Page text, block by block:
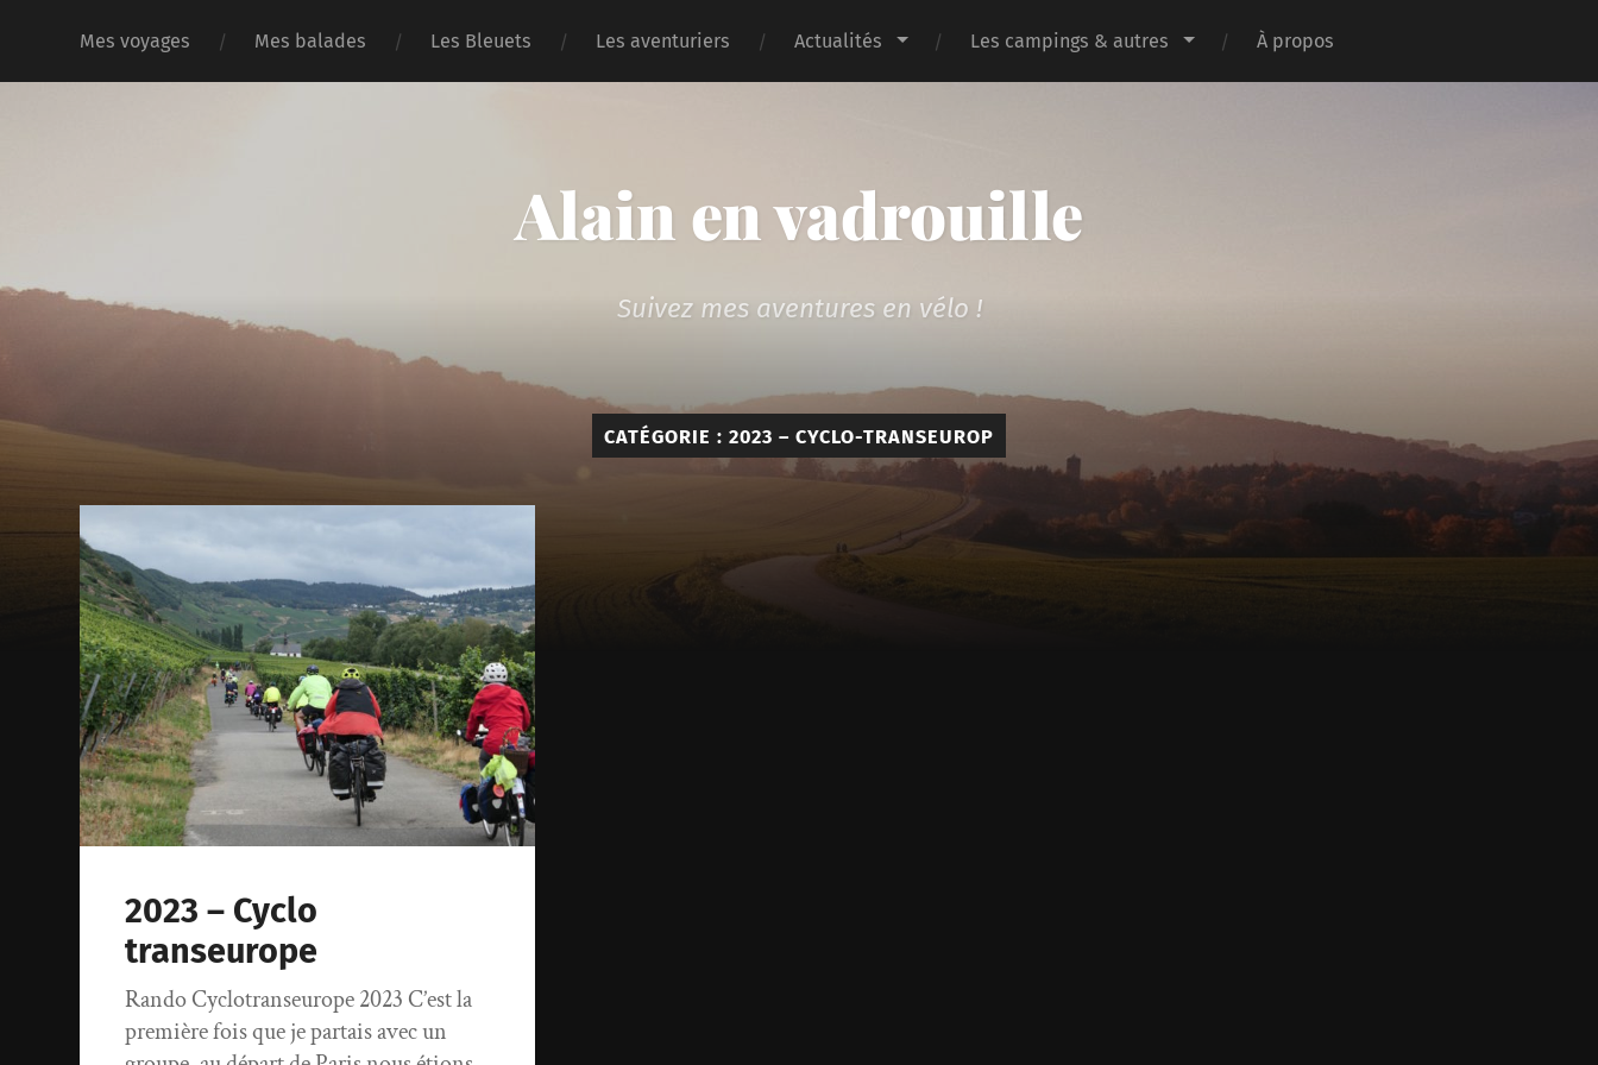
Mes voyages Mes balades Les Bleuets Les aventuriers Actualités Les campings & autres À propos
Alain en vadrouille
Suivez mes aventures en vélo !
CATÉGORIE : 2023 – CYCLO-TRANSEUROP
2023 – Cyclo
transeurope
Rando Cyclotranseurope 2023 C’est la
première fois que je partais avec un